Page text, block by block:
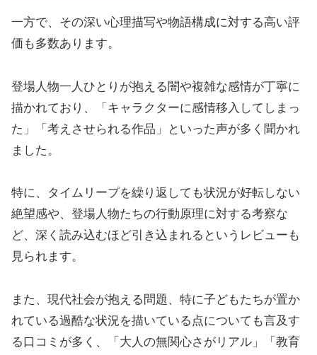
一方で、その深い心理描写や物語構成に対する高い評
価も多数あります。
登場人物一人ひとりが抱える闇や複雑な感情が丁寧に
描かれており、「キャラクターに感情移入してしまっ
た」「考えさせられる作品」といった声が多く聞かれ
ました。
特に、タイムリープを繰り返しても状況が好転しない
絶望感や、登場人物たちの行動原理に対する考察な
ど、深く読み込むほど引き込まれるというレビューも
見られます。
また、現代社会が抱える問題、特に子どもたちが置か
れている過酷な状況を描いている点についても言及す
る口コミが多く、「大人の無関心さがリアル」「教育